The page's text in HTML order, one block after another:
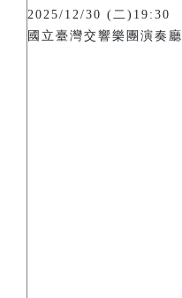
2025/12/30 (二)19:30
國立臺灣交響樂團演奏廳